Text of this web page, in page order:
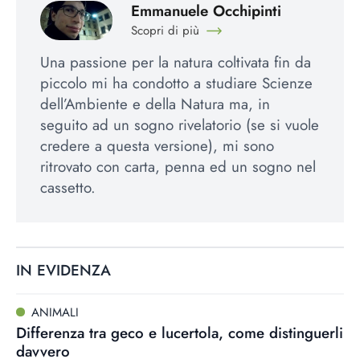
Emmanuele Occhipinti
Scopri di più
Una passione per la natura coltivata fin da
piccolo mi ha condotto a studiare Scienze
dell’Ambiente e della Natura ma, in
seguito ad un sogno rivelatorio (se si vuole
credere a questa versione), mi sono
ritrovato con carta, penna ed un sogno nel
cassetto.
IN EVIDENZA
ANIMALI
Differenza tra geco e lucertola, come distinguerli
davvero